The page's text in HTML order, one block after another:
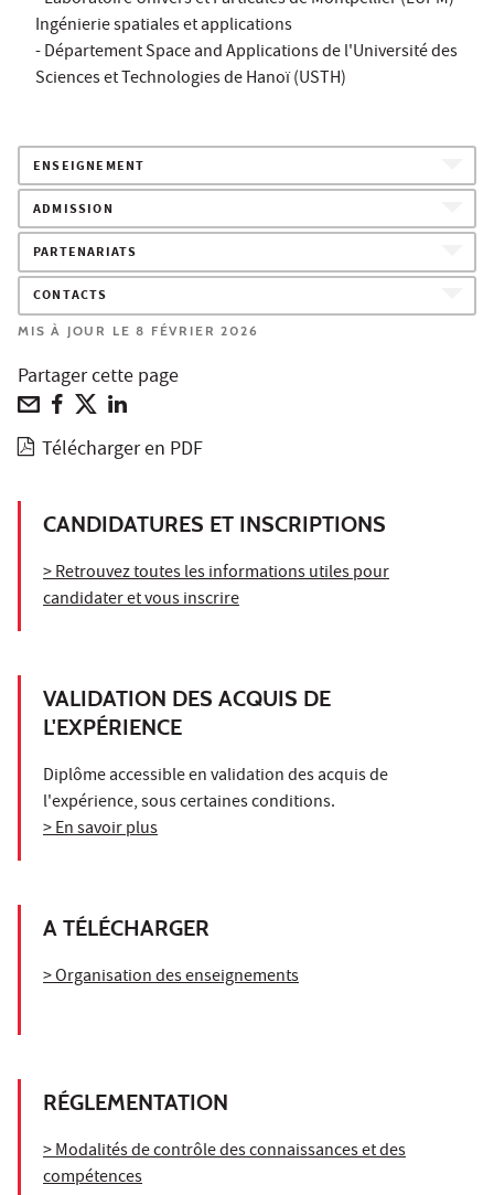
Ingénierie spatiales et applications
- Département Space and Applications de l'Université des
Sciences et Technologies de Hanoï (USTH)
ENSEIGNEMENT
ADMISSION
PARTENARIATS
CONTACTS
MIS À JOUR LE 8 FÉVRIER 2026
Partager cette page
Télécharger en PDF
CANDIDATURES ET INSCRIPTIONS
> Retrouvez toutes les informations utiles pour
candidater et vous inscrire
VALIDATION DES ACQUIS DE
L'EXPÉRIENCE
Diplôme accessible en validation des acquis de
l'expérience, sous certaines conditions.
> En savoir plus
A TÉLÉCHARGER
> Organisation des enseignements
RÉGLEMENTATION
> Modalités de contrôle des connaissances et des
compétences